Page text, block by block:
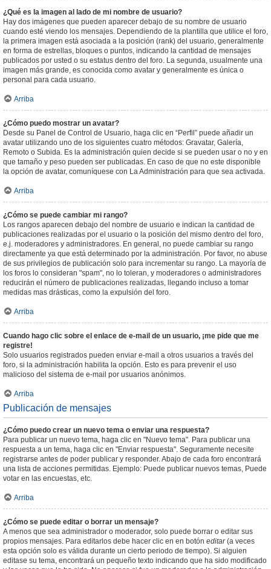
¿Qué es la imagen al lado de mi nombre de usuario?
Hay dos imágenes que pueden aparecer debajo de su nombre de usuario
cuando esté viendo los mensajes. Dependiendo de la plantilla que utilice el foro,
la primera imagen está asociada a la posición (rank) del usuario, generalmente
en forma de estrellas, bloques o puntos, indicando la cantidad de mensajes
publicados por usted o su estatus dentro del foro. La segunda, usualmente una
imagen más grande, es conocida como avatar y generalmente es única o
personal para cada usuario.
Arriba
¿Cómo puedo mostrar un avatar?
Desde su Panel de Control de Usuario, haga clic en “Perfil” puede añadir un
avatar utilizando uno de los siguientes cuatro métodos: Gravatar, Galería,
Remoto o Subida. Es la administración quien decide si se pueden usar o no y en
que tamaño y peso pueden ser publicadas. En caso de que no este disponible
la opción de avatar, comuníquese con La Administración para que sea activada.
Arriba
¿Cómo se puede cambiar mi rango?
Los rangos aparecen debajo del nombre de usuario e indican la cantidad de
publicaciones realizadas por el usuario o la posición del mismo dentro del foro,
e.j. moderadores y administradores. En general, no puede cambiar su rango
directamente ya que está determinado por la administración. Por favor, no abuse
de sus privilegios de publicación solo para incrementar su rango. La mayoría de
los foros lo consideran "spam", no lo toleran, y moderadores o administradores
reducirán el número de publicaciones realizadas, llegando incluso a tomar
medidas mas drásticas, como la expulsión del foro.
Arriba
Cuando hago clic sobre el enlace de e-mail de un usuario, ¡me pide que me
registre!
Solo usuarios registrados pueden enviar e-mail a otros usuarios a través del
foro, si la administración habilita la opción. Esto es para prevenir el uso
malicioso del sistema de e-mail por usuarios anónimos.
Arriba
Publicación de mensajes
¿Cómo puedo crear un nuevo tema o enviar una respuesta?
Para publicar un nuevo tema, haga clic en "Nuevo tema". Para publicar una
respuesta a un tema, haga clic en "Enviar respuesta". Seguramente necesite
registrarse antes de poder publicar y responder. Abajo de cada foro encontrará
una lista de acciones permitidas. Ejemplo: Puede publicar nuevos temas, Puede
votar en las encuestas, etc.
Arriba
¿Cómo se puede editar o borrar un mensaje?
A menos que sea administrador o moderador, solo puede borrar o editar sus
propios mensajes. Para editarlos debe hacer clic en en botón editar(a veces
esta opción solo es válida durante un cierto periodo de tiempo). Si alguien
editase su tema, encontrará un pequeño texto indicando que ha sido modificado